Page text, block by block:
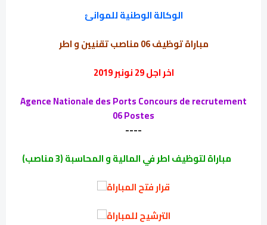
الوكالة الوطنية للموانئ
مباراة توظيف 06 مناصب تقنيين و اطر
اخر اجل 29 نونبر 2019
Agence Nationale des Ports Concours de recrutement
06 Postes
----
مباراة لتوظيف اطر في المالية و المحاسبة (3 مناصب)
قرار فتح المباراة
الترشيح للمباراة